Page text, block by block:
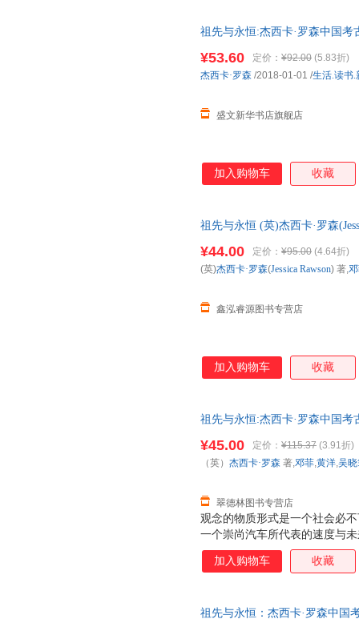
祖先与永恒:杰西卡·罗森中国考
¥53.60 定价： ¥92.00 (5.83折)
盛文新华书店旗舰店
杰西卡·罗森 /2018-01-01 /生活.读书.
加入购物车 收藏
祖先与永恒 (英)杰西卡·罗森
¥44.00 定价： ¥95.00 (4.64折)
鑫泓睿源图书专营店
(英)杰西卡·罗森(Jessica Rawson) 著,
加入购物车 收藏
祖先与永恒:杰西卡·罗森中国
杀，欢迎选购！
观念的物质形式是一个社会必
一个崇尚汽车所代表的速度与
奉祖先的青铜器来体现个人成
¥45.00 定价： ¥115.37 (3.91折)
翠德林图书专营店
（英） 杰西卡·罗森 著,邓菲,黄洋,吴
加入购物车 收藏
祖先与永恒：杰西卡·罗森中国